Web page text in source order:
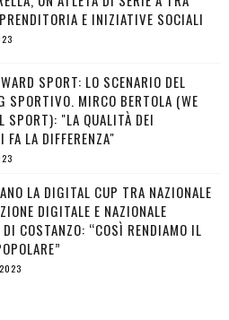
E INIZIATIVE SOCIALI
SPORT: LO SCENARIO DEL
SPORTIVO. MIRCO BERTOLA (WE
SPORT): "LA QUALITÀ DEI
FA LA DIFFERENZA"
LA DIGITAL CUP TRA NAZIONALE
DIGITALE E NAZIONALE
COSTANZO: “COSÌ RENDIAMO IL